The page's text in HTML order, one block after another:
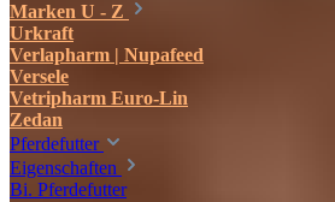
Marken U - Z
Urkraft
Verlapharm | Nupafeed
Versele
Vetripharm Euro-Lin
Zedan
Pferdefutter
Eigenschaften
Bi. Pferdefutter